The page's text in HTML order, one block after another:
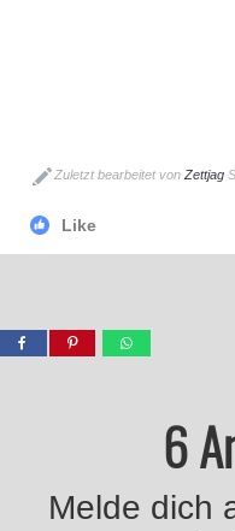
Zuletzt bearbeitet von Zettjag
Like
6
Melde dich